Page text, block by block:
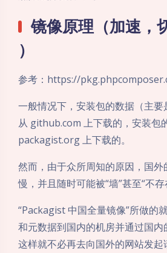
镜像原理（加速，
）
参考：https://
一般情况下，安装包的数据（主
从 github.com 上下载的，安装包
packagist.org 上下载的。
然而，由于众所周知的原因，国外
慢，并且随时可能被“墙”甚至“不存
“Packagist 中国全量镜像”所做的
和元数据到国内的机房并通过国内
这样就不必再去向国外的网站发